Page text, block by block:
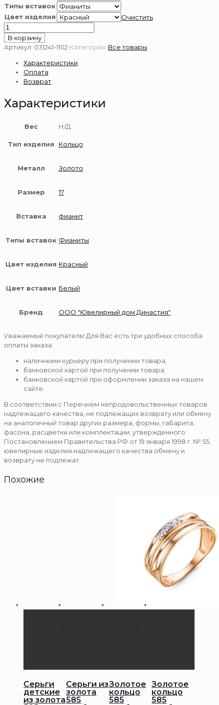
Типы вставок
Цвет изделия
Очистить
Количество
товара
Кольцо
золота
пробы
В корзину
Артикул: 031241-1102 Категория: Все товары
Характеристики
Оплата
Возврат
Характеристики
Вес Н/Д
Тип изделия Кольцо
Металл Золото
Размер 17
Вставка фианит
Типы вставок Фианиты
Цвет изделия Красный
Цвет вставки Белый
Бренд ООО "Ювелирный дом Династия"
Уважаемый покупатель! Для Вас есть три удобных способа
оплаты заказа:
наличными курьеру при получении товара;
банковской картой при получении товара;
банковской картой при оформлении заказа на нашем
сайте.
В соответствии с Перечнем непродовольственных товаров
надлежащего качества, не подлежащих возврату или обмену
на аналогичный товар других размера, формы, габарита,
фасона, расцветки или комплектации, утвержденного
Постановлением Правительства РФ от 19 января 1998 г. № 55,
ювелирные изделия надлежащего качества обмену и
возврату не подлежат.
Похожие
Серьги
детские
из золота
Серьги из
золота
585
Золотое
кольцо
585
Золотое
кольцо
585